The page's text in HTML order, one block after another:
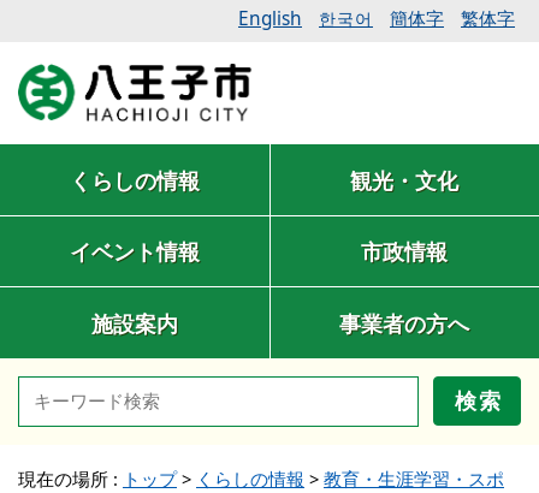
English 한국어 簡体字 繁体字
くらしの情報 観光・文化
イベント情報 市政情報
施設案内 事業者の方へ
検索
現在の場所 : トップ> くらしの情報 > 教育・生涯学習・スポ